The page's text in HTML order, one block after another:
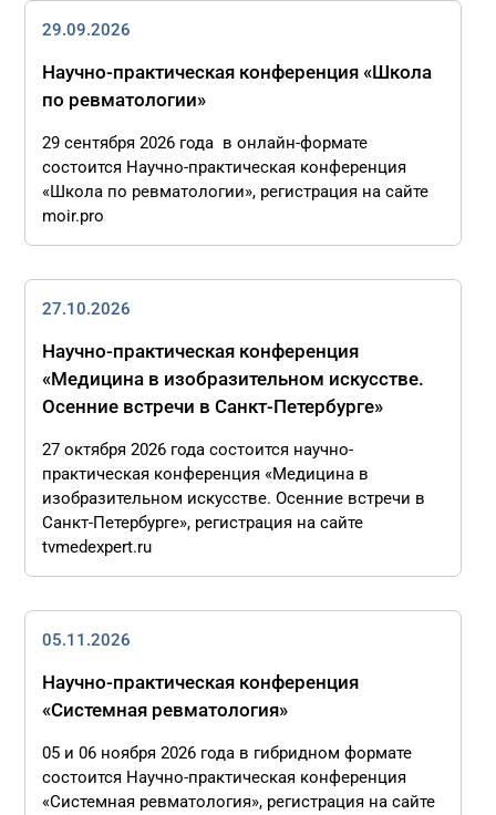
29.09.2026
Научно-практическая конференция «Школа
по ревматологии»
29 сентября 2026 года в онлайн-формате
состоится Научно-практическая конференция
«Школа по ревматологии», регистрация на сайте
moir.pro
27.10.2026
Научно-практическая конференция
«Медицина в изобразительном искусстве.
Осенние встречи в Санкт-Петербурге»
27 октября 2026 года состоится научно-
практическая конференция «Медицина в
изобразительном искусстве. Осенние встречи в
Санкт-Петербурге», регистрация на сайте
tvmedexpert.ru
05.11.2026
Научно-практическая конференция
«Системная ревматология»
05 и 06 ноября 2026 года в гибридном формате
состоится Научно-практическая конференция
«Системная ревматология», регистрация на сайте